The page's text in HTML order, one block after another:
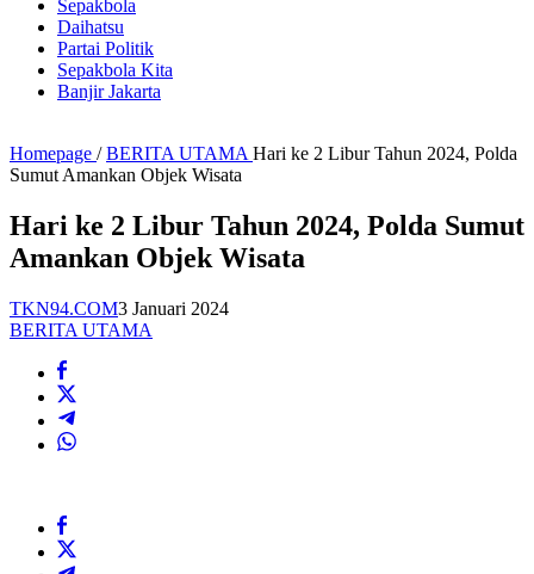
Sepakbola
Daihatsu
Partai Politik
Sepakbola Kita
Banjir Jakarta
Homepage / BERITA UTAMA Hari ke 2 Libur Tahun 2024, Polda
Sumut Amankan Objek Wisata
Hari ke 2 Libur Tahun 2024, Polda Sumut
Amankan Objek Wisata
TKN94.COM3 Januari 2024
BERITA UTAMA